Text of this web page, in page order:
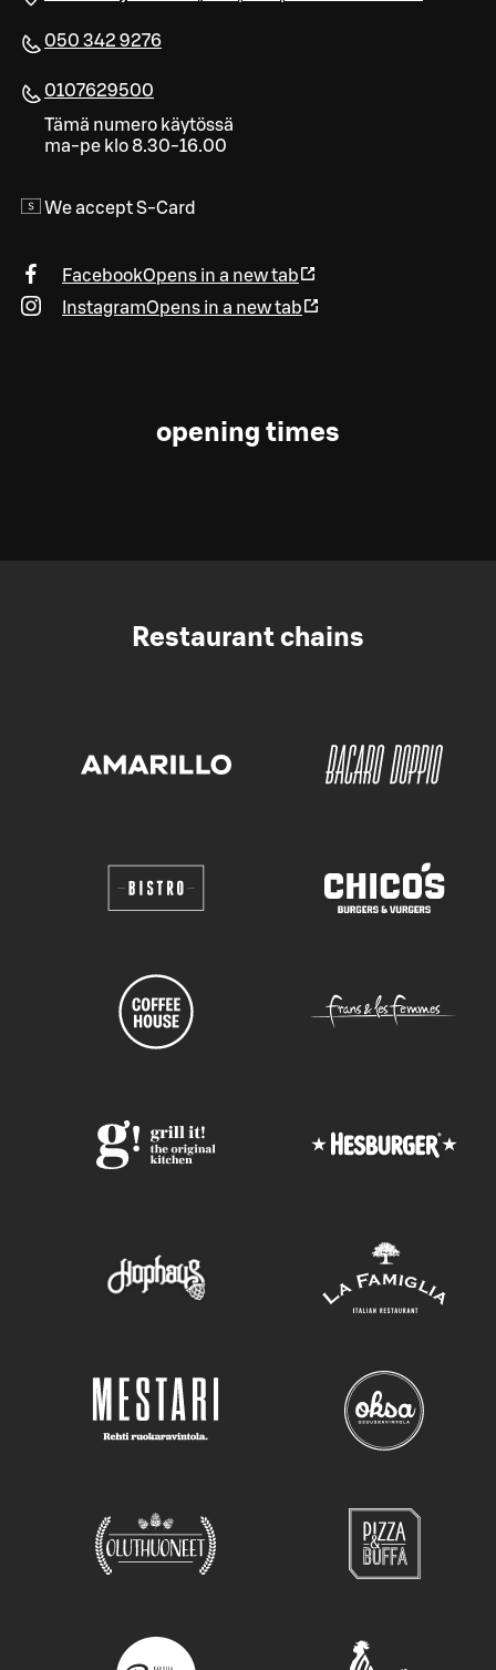
050 342 9276
0107629500
Tämä numero käytössä
ma-pe klo 8.30-16.00
We accept S-Card
FacebookOpens in a new tab
InstagramOpens in a new tab
opening times
Restaurant chains